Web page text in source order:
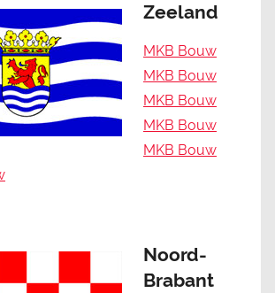
Zeeland
MKB Bouw
MKB Bouw
MKB Bouw
MKB Bouw
MKB Bouw
Noord-
Brabant